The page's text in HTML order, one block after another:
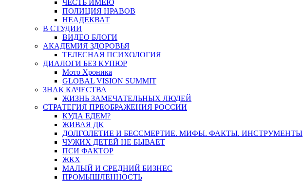
ЧЕСТЬ ИМЕЮ
ПОЛИЦИЯ НРАВОВ
НЕАДЕКВАТ
В СТУДИИ
ВИДЕО БЛОГИ
АКАДЕМИЯ ЗДОРОВЬЯ
ТЕЛЕСНАЯ ПСИХОЛОГИЯ
ДИАЛОГИ БЕЗ КУПЮР
Мото Хроника
GLOBAL VISION SUMMIT
ЗНАК КАЧЕСТВА
ЖИЗНЬ ЗАМЕЧАТЕЛЬНЫХ ЛЮДЕЙ
СТРАТЕГИЯ ПРЕОБРАЖЕНИЯ РОССИИ
КУДА ЕДЕМ?
ЖИВАЯ ДК
ДОЛГОЛЕТИЕ И БЕССМЕРТИЕ. МИФЫ. ФАКТЫ. ИНСТРУМЕНТЫ
ЧУЖИХ ДЕТЕЙ НЕ БЫВАЕТ
ПСИ ФАКТОР
ЖКХ
МАЛЫЙ И СРЕДНИЙ БИЗНЕС
ПРОМЫШЛЕННОСТЬ